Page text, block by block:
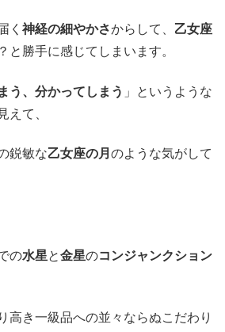
く 神経の細やかさからして、 乙女座
と勝手に感じてしまいます。
う、分かってしまう 」というような
えて、
鋭敏な乙女座の月 のような気がして
の水星と金星のコンジャンクション
高き一級品への並々ならぬこだわり